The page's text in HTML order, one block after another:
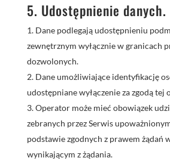
5. Udostępnienie danych.
Dane podlegają udostępnieniu
zewnętrznym wyłącznie w granicach
dozwolonych.
Dane umożliwiające identyfikację
udostępniane wyłączenie za zgodą tej
Operator może mieć obowiązek
zebranych przez Serwis
podstawie zgodnych z prawem żądań
wynikającym z żądania.